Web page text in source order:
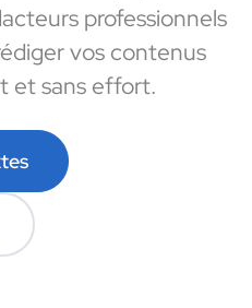
professionnels
vos contenus
et sans effort.